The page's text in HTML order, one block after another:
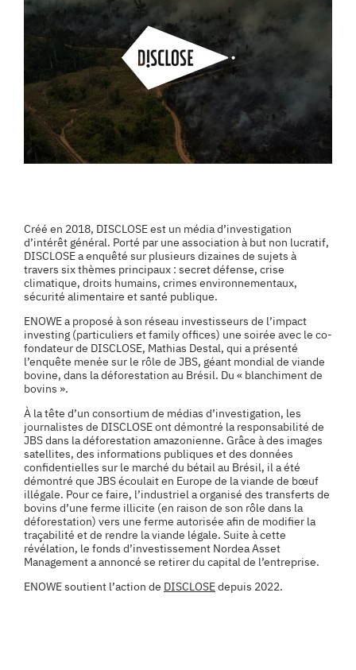
Créé en 2018, DISCLOSE est un média d’investigation
d’intérêt général. Porté par une association à but non lucratif,
DISCLOSE a enquêté sur plusieurs dizaines de sujets à
travers six thèmes principaux : secret défense, crise
climatique, droits humains, crimes environnementaux,
sécurité alimentaire et santé publique.
ENOWE a proposé à son réseau investisseurs de l’impact
investing (particuliers et family offices) une soirée avec le co-
fondateur de DISCLOSE, Mathias Destal, qui a présenté
l’enquête menée sur le rôle de JBS, géant mondial de viande
bovine, dans la déforestation au Brésil. Du « blanchiment de
bovins ».
À la tête d’un consortium de médias d’investigation, les
journalistes de DISCLOSE ont démontré la responsabilité de
JBS dans la déforestation amazonienne. Grâce à des images
satellites, des informations publiques et des données
confidentielles sur le marché du bétail au Brésil, il a été
démontré que JBS écoulait en Europe de la viande de bœuf
illégale. Pour ce faire, l’industriel a organisé des transferts de
bovins d’une ferme illicite (en raison de son rôle dans la
déforestation) vers une ferme autorisée afin de modifier la
traçabilité et de rendre la viande légale. Suite à cette
révélation, le fonds d’investissement Nordea Asset
Management a annoncé se retirer du capital de l’entreprise.
ENOWE soutient l’action de DISCLOSEdepuis 2022.